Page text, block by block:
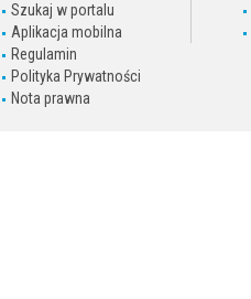
Szukaj w portalu
Aplikacja mobilna
Regulamin
Polityka Prywatności
Nota prawna